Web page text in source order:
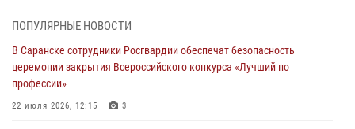
06 августа 2026, 07:03
В Саранске по обращению жителей правоохранители отреагировали
незамедлительно
05 августа 2026, 15:04
ПОПУЛЯРНЫЕ НОВОСТИ
В Саранске сотрудники Росгвардии обеспечат безопасность
церемонии закрытия Всероссийского конкурса «Лучший по
профессии»
22 июля 2026, 12:15 3